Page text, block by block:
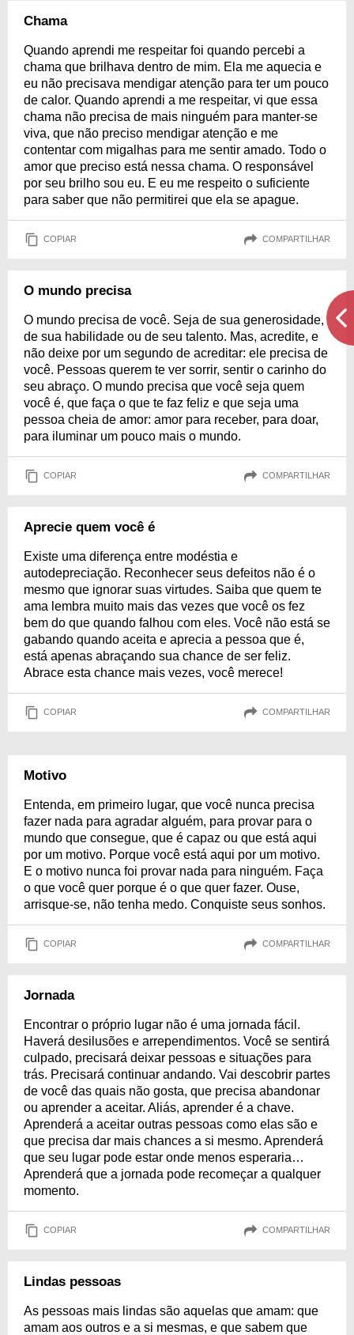
Chama
Quando aprendi me respeitar foi quando percebi a
chama que brilhava dentro de mim. Ela me aquecia e
eu não precisava mendigar atenção para ter um pouco
de calor. Quando aprendi a me respeitar, vi que essa
chama não precisa de mais ninguém para manter-se
viva, que não preciso mendigar atenção e me
contentar com migalhas para me sentir amado. Todo o
amor que preciso está nessa chama. O responsável
por seu brilho sou eu. E eu me respeito o suficiente
para saber que não permitirei que ela se apague.
COPIAR COMPARTILHAR
O mundo precisa
O mundo precisa de você. Seja de sua generosidade,
de sua habilidade ou de seu talento. Mas, acredite, e
não deixe por um segundo de acreditar: ele precisa de
você. Pessoas querem te ver sorrir, sentir o carinho do
seu abraço. O mundo precisa que você seja quem
você é, que faça o que te faz feliz e que seja uma
pessoa cheia de amor: amor para receber, para doar,
para iluminar um pouco mais o mundo.
COPIAR COMPARTILHAR
Aprecie quem você é
Existe uma diferença entre modéstia e
autodepreciação. Reconhecer seus defeitos não é o
mesmo que ignorar suas virtudes. Saiba que quem te
ama lembra muito mais das vezes que você os fez
bem do que quando falhou com eles. Você não está se
gabando quando aceita e aprecia a pessoa que é,
está apenas abraçando sua chance de ser feliz.
Abrace esta chance mais vezes, você merece!
COPIAR COMPARTILHAR
Motivo
Entenda, em primeiro lugar, que você nunca precisa
fazer nada para agradar alguém, para provar para o
mundo que consegue, que é capaz ou que está aqui
por um motivo. Porque você está aqui por um motivo.
E o motivo nunca foi provar nada para ninguém. Faça
o que você quer porque é o que quer fazer. Ouse,
arrisque-se, não tenha medo. Conquiste seus sonhos.
COPIAR COMPARTILHAR
Jornada
Encontrar o próprio lugar não é uma jornada fácil.
Haverá desilusões e arrependimentos. Você se sentirá
culpado, precisará deixar pessoas e situações para
trás. Precisará continuar andando. Vai descobrir partes
de você das quais não gosta, que precisa abandonar
ou aprender a aceitar. Aliás, aprender é a chave.
Aprenderá a aceitar outras pessoas como elas são e
que precisa dar mais chances a si mesmo. Aprenderá
que seu lugar pode estar onde menos esperaria…
Aprenderá que a jornada pode recomeçar a qualquer
momento.
COPIAR COMPARTILHAR
Lindas pessoas
As pessoas mais lindas são aquelas que amam: que
amam aos outros e a si mesmas, e que sabem que